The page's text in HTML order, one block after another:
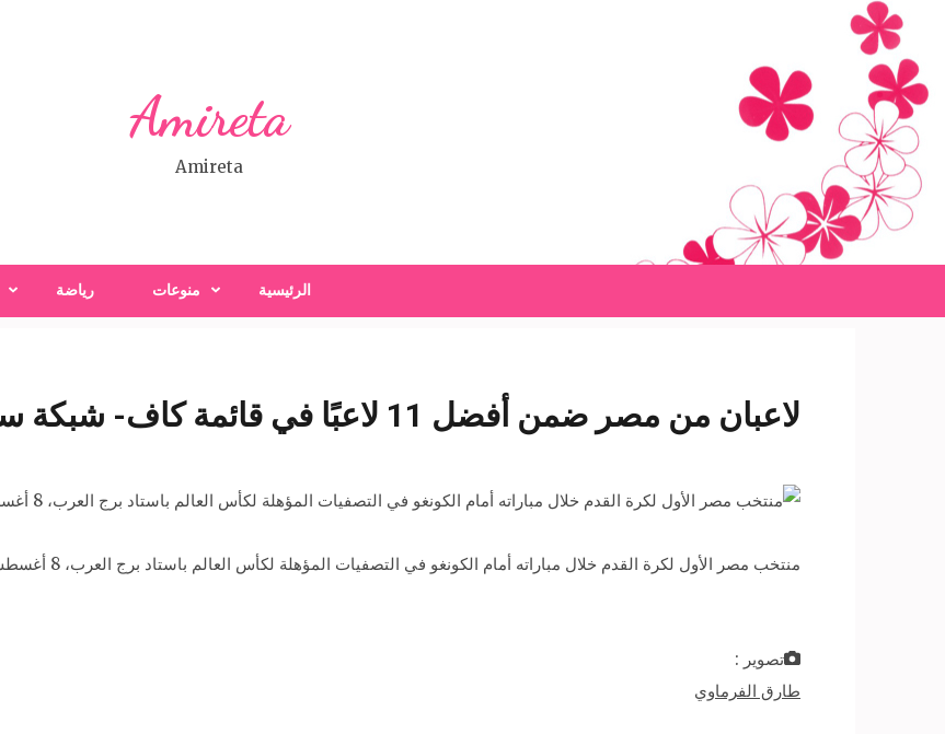
content
(Press
Enter)
Amireta
Amireta
الرئيسية منوعات رياضة
لاعبان من مصر ضمن أفضل 11 لاعبًا في قائمة كاف- شبكة سبح الاخبارية
منتخب مصر الأول لكرة القدم خلال مباراته أمام الكونغو في التصفيات المؤهلة لكأس العالم باستاد برج العرب، 8 أغسطس 2017.
تصوير :
طارق الفرماوي